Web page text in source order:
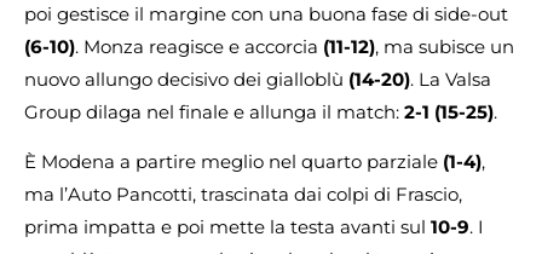
poi gestisce il margine con una buona fase di side-out
(6-10). Monza reagisce e accorcia (11-12), ma subisce un
nuovo allungo decisivo dei gialloblù (14-20). La Valsa
Group dilaga nel finale e allunga il match: 2-1 (15-25).
È Modena a partire meglio nel quarto parziale (1-4),
ma l’Auto Pancotti, trascinata dai colpi di Frascio,
prima impatta e poi mette la testa avanti sul 10-9. I